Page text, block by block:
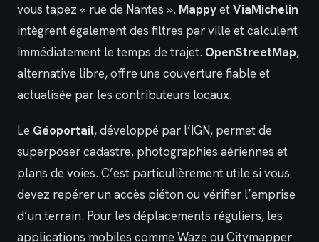
vous tapez « rue de Nantes ». MappyetViaMichelin
intègrent également des filtres par ville et calculent
immédiatement le temps de trajet. OpenStreetMap,
alternative libre, offre une couverture fiable et
actualisée par les contributeurs locaux.
Le Géoportail, développé par l’IGN, permet de
superposer cadastre, photographies aériennes et
plans de voies. C’est particulièrement utile si vous
devez repérer un accès piéton ou vérifier l’emprise
d’un terrain. Pour les déplacements réguliers, les
applications mobiles comme Waze ou Citymapper